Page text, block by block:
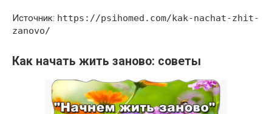
Источник: https://psihomed.com/kak-nachat-zhit-
zanovo/
Как начать жить заново: советы